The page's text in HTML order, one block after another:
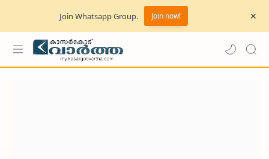
Join Whatsapp Group. Join now!